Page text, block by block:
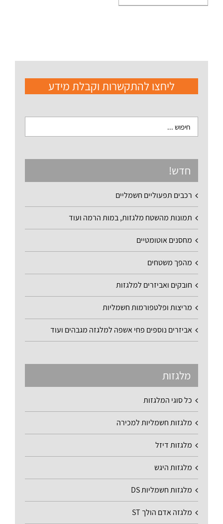
ליחצו להתקשרות וקבלת מידע
חדש!
רכבים תפעוליים חשמליים
תמונות מהשטח מלגזות, במות הרמה ועוד
מחסנים אוטומטיים
מהפך משטחים
חובקים ואביזרים למלגזות
מריצות ופלטפורמות חשמליות
אביזרים נוספים פחי אשפה למלגזה מגבהים ועוד
מלגזות
כל סוגי המלגזות
מלגזות חשמליות למכירה
מלגזות דיזל
מלגזות היגש
מלגזות חשמליות DS
מלגזה אדם הולך ST